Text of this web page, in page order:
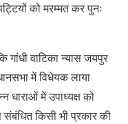
को मरम्मत कर पुनः
गांधी वाटिका न्यास जयपुर
में विधेयक लाया
धाराओं में उपाध्यक्ष को
संबंधित किसी भी प्रकार की